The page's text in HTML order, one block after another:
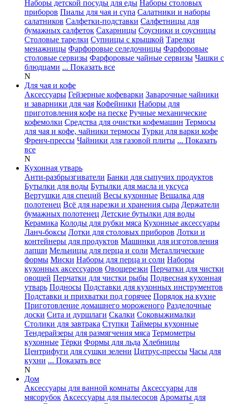
Наборы детской посуды для еды Наборы столовых
приборов Пиалы для чая и супа Салатники и наборы
салатников Салфетки-подставки Салфетницы для
бумажных салфеток Сахарницы Соусники и соусницы
Столовые тарелки Супницы с крышкой Тарелки
менажницы Фарфоровые селедочницы Фарфоровые
столовые сервизы Фарфоровые чайные сервизы Чашки с
блюдцами ... Показать все
N
Для чая и кофе
Аксессуары Гейзерные кофеварки Заварочные чайники
и заварники для чая Кофейники Наборы для
приготовления кофе на песке Ручные механические
кофемолки Средства для очистки кофемашин Термосы
для чая и кофе, чайники термосы Турки для варки кофе
Френч-прессы Чайники для газовой плиты ... Показать
все
N
Кухонная утварь
Анти-разбрызгиватели Банки для сыпучих продуктов
Бутылки для воды Бутылки для масла и уксуса
Вертушки для специй Весы кухонные Вешалка для
полотенец Всё для нарезки и хранения сыра Держатели
бумажных полотенец Детские бутылки для воды
Керамика Колоды для рубки мяса Кухонные аксессуары
Ланч-боксы Лотки для столовых приборов Лотки и
контейнеры для продуктов Машинки для изготовления
лапши Мельницы для перца и соли Металлические
формы Миски Наборы для перца и соли Наборы
кухонных аксессуаров Овощерезки Перчатки для чистки
овощей Перчатки для чистки рыбы Подвесная кухонная
утварь Подносы Подставки для кухонных инструментов
Подставки и прихватки под горячее Порядок на кухне
Приготовление домашнего мороженого Разделочные
доски Сита и дуршлаги Скалки Соковыжималки
Столики для завтрака Ступки Таймеры кухонные
Тендерайзеры для размягчения мяса Термометры
кухонные Тёрки Формы для льда Хлебницы
Центрифуги для сушки зелени Цитрус-прессы Часы для
кухни ... Показать все
N
Дом
Аксессуары для ванной комнаты Аксессуары для
мясорубок Аксессуары для пылесосов Ароматы для